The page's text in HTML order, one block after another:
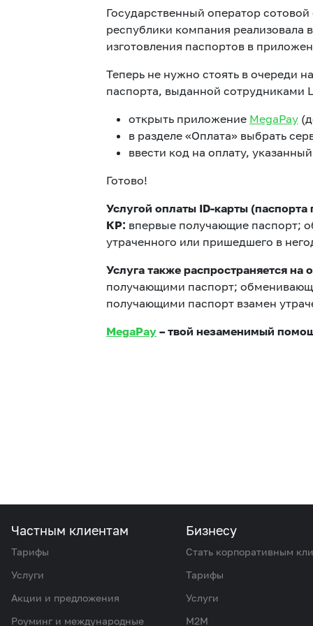
Государственный оператор
республики компания реализовала
изготовления паспортов в
Теперь не нужно стоять в очереди
паспорта, выданной
открыть приложение MegaPay
в разделе «Оплата» выбрать
ввести код на оплату,
Готово!
Услугой оплаты ID-карты
КР: впервые получающие паспорт;
утраченного или пришедшего в
Услуга также распространяется
получающими паспорт;
получающими паспорт взамен
MegaPay – твой незаменимый
Частным клиентам
Тарифы
Услуги
Акции и предложения
Роуминг и международные
Бизнесу
Стать корпоративным
Тарифы
Услуги
M2M